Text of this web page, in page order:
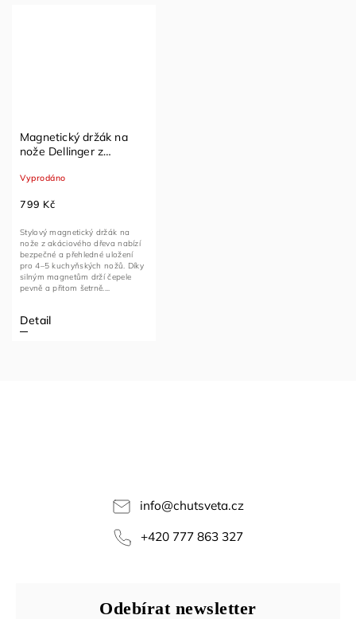
Magnetický držák na
nože Dellinger z
Vyprodáno
799 Kč
Detail
Stylový magnetický držák na
nože z akáciového dřeva nabízí
bezpečné a přehledné uložení
pro 4–5 kuchyňských nožů. Díky
silným magnetům drží čepele
pevně a přitom šetrně....
info@chutsveta.cz
+420 777 863 327
Odebírat newsletter